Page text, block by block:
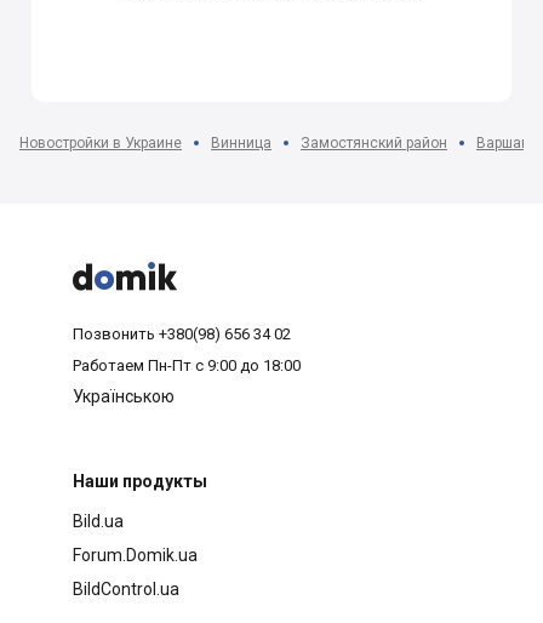
Новостройки в Украине Винница Замостянский район Варшава



Позвонить +380(98) 656 34 02
Работаем Пн-Пт с 9:00 до 18:00
Українською
Наши продукты
Bild.ua
Forum.Domik.ua
BildControl.ua